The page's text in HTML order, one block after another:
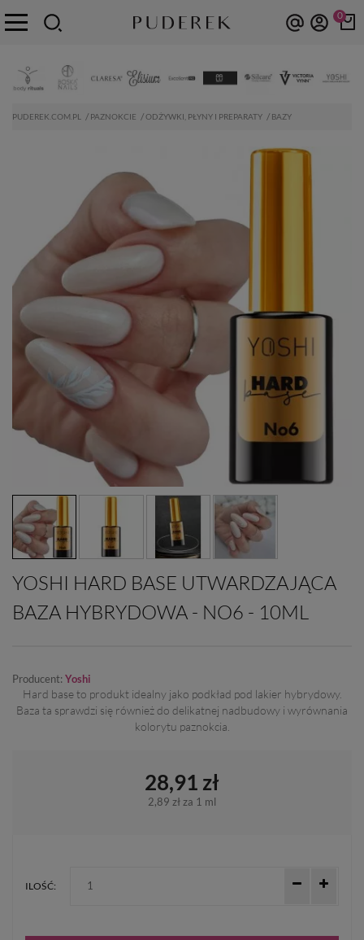
0
PUDEREK.COM.PL PAZNOKCIE ODŻYWKI, PŁYNY I PREPARATY BAZY
YOSHI HARD BASE UTWARDZAJĄCA
BAZA HYBRYDOWA - NO6 - 10ML
Producent: Yoshi
Hard base to produkt idealny jako podkład pod lakier hybrydowy.
Baza ta sprawdzi się również do delikatnej nadbudowy i wyrównania
kolorytu paznokcia.
28,91 zł
2,89 złza 1 ml
ILOŚĆ: